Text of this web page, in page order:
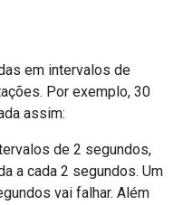
em intervalos de
Por exemplo, 30
assim:
de 2 segundos,
a cada 2 segundos. Um
vai falhar. Além